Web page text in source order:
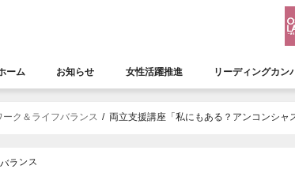
ーム お知らせ 女性活躍推進 リーディングカン
ーク＆ライフバランス 両立支援講座「私にもある？アンコンシ
ランス